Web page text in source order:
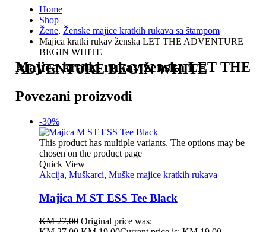
Home
Shop
Žene, Ženske majice kratkih rukava sa štampom
Majica kratki rukav ženska LET THE ADVENTURE
BEGIN WHITE
Majica kratki rukav ženska LET THE
ADVENTURE BEGIN WHITE
Povezani proizvodi
-30%
This product has multiple variants. The options may be
chosen on the product page
Quick View
Akcija, Muškarci, Muške majice kratkih rukava
Majica M ST ESS Tee Black
KM27,00 Original price was: